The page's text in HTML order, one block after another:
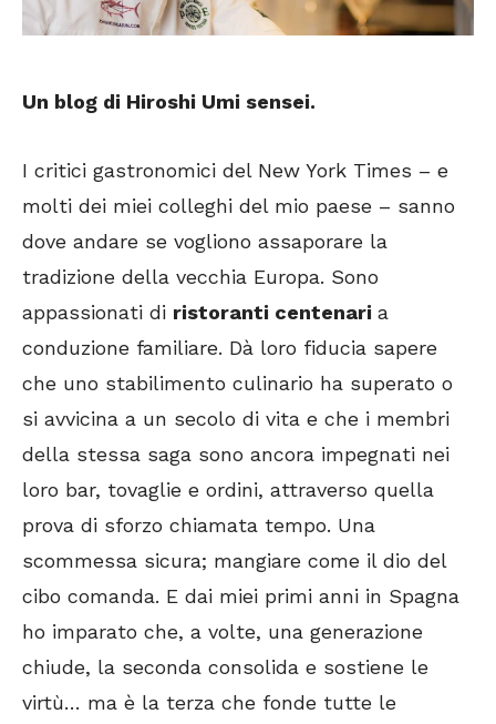
Un blog di Hiroshi Umi sensei.
I critici gastronomici del New York Times – e
molti dei miei colleghi del mio paese – sanno
dove andare se vogliono assaporare la
tradizione della vecchia Europa. Sono
appassionati di ristoranti centenari a
conduzione familiare. Dà loro fiducia sapere
che uno stabilimento culinario ha superato o
si avvicina a un secolo di vita e che i membri
della stessa saga sono ancora impegnati nei
loro bar, tovaglie e ordini, attraverso quella
prova di sforzo chiamata tempo. Una
scommessa sicura; mangiare come il dio del
cibo comanda. E dai miei primi anni in Spagna
ho imparato che, a volte, una generazione
chiude, la seconda consolida e sostiene le
virtù… ma è la terza che fonde tutte le